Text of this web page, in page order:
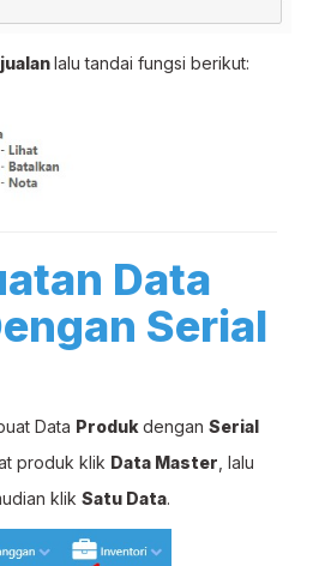
lalu tandai fungsi berikut:
Data
Serial
Data Produkdengan Serial
produk klik Data Master , lalu
klik Satu Data.